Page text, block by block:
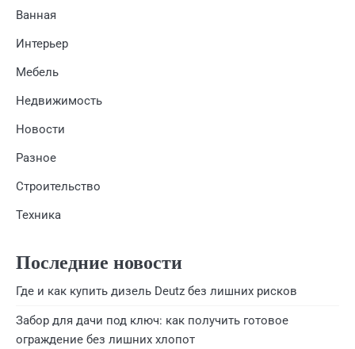
Ванная
Интерьер
Мебель
Недвижимость
Новости
Разное
Строительство
Техника
Последние новости
Где и как купить дизель Deutz без лишних рисков
Забор для дачи под ключ: как получить готовое
ограждение без лишних хлопот